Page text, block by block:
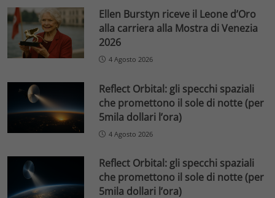
Ellen Burstyn riceve il Leone d’Oro
alla carriera alla Mostra di Venezia
2026
4 Agosto 2026
Reflect Orbital: gli specchi spaziali
che promettono il sole di notte (per
5mila dollari l’ora)
4 Agosto 2026
Reflect Orbital: gli specchi spaziali
che promettono il sole di notte (per
5mila dollari l’ora)